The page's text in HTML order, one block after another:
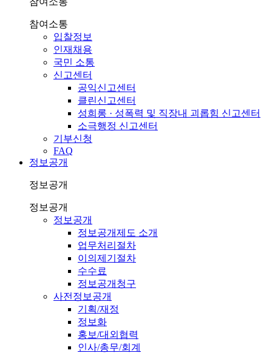
참여소통
입찰정보
인재채용
국민 소통
신고센터
공익신고센터
클린신고센터
성희롱 · 성폭력 및 직장내 괴롭힘 신고센터
소극행정 신고센터
기부신청
FAQ
정보공개
정보공개
정보공개
정보공개
정보공개제도 소개
업무처리절차
이의제기절차
수수료
정보공개청구
사전정보공개
기획/재정
정보화
홍보/대외협력
인사/총무/회계